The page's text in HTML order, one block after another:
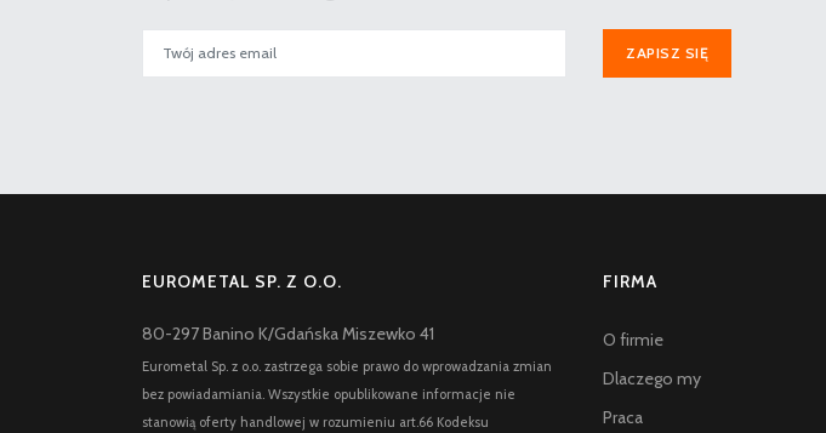
ZAPISZ SIĘ
EUROMETAL SP. Z O.O.
80-297 Banino K/Gdańska Miszewko 41
Eurometal Sp. z o.o. zastrzega sobie prawo do wprowadzania zmian
bez powiadamiania. Wszystkie opublikowane informacje nie
stanowią oferty handlowej w rozumieniu art.66 Kodeksu
FIRMA
O firmie
Dlaczego my
Praca